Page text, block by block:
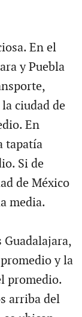
En el
y Puebla
ciudad de
En
tapatía
Si de
de México
media.
Guadalajara,
y la
promedio.
arriba del